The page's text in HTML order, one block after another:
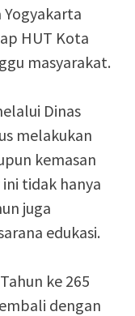
HUT Kota
masyarakat.
Dinas
melakukan
kemasan
ini tidak hanya
juga
edukasi.
ke 265
dengan